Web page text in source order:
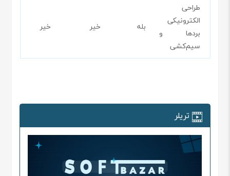
طراحی
الکترونیکی
بردها و
سیم‌کشی
بله خیر خیر
تریلر